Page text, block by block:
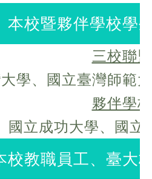
本校暨夥伴學校學
三校聯盟
學、
國立臺灣師範
夥伴學校
國立成功大學、 國立
校教職員工、臺大